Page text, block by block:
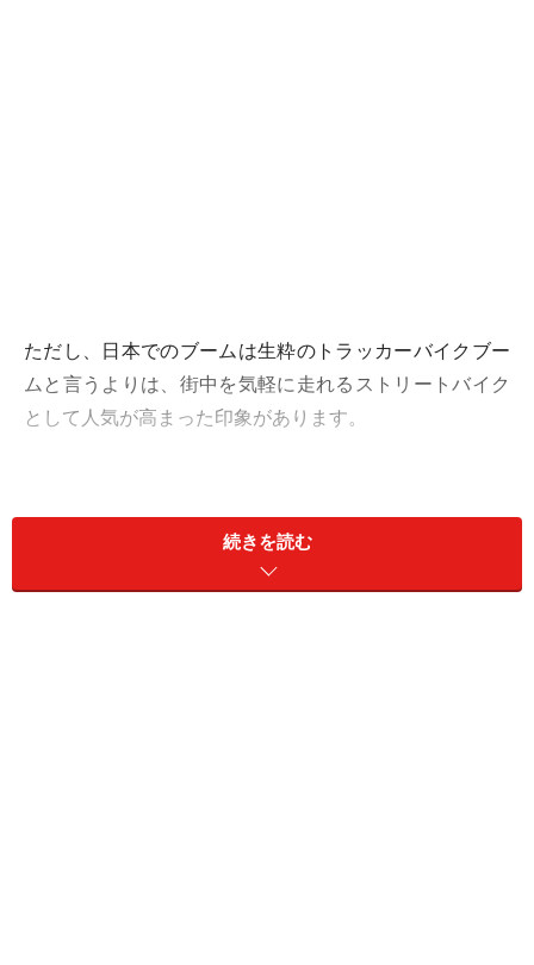
ただし、日本でのブームは生粋のトラッカーバイクブー
ムと言うよりは、街中を気軽に走れるストリートバイク
として人気が高まった印象があります。
ることを想定したブロックタイヤが装備されているのに
対して、グラストラッカーはロードタイプを装備してい
るので、他の二台に比べてもストリートバイクとしての
続きを読む